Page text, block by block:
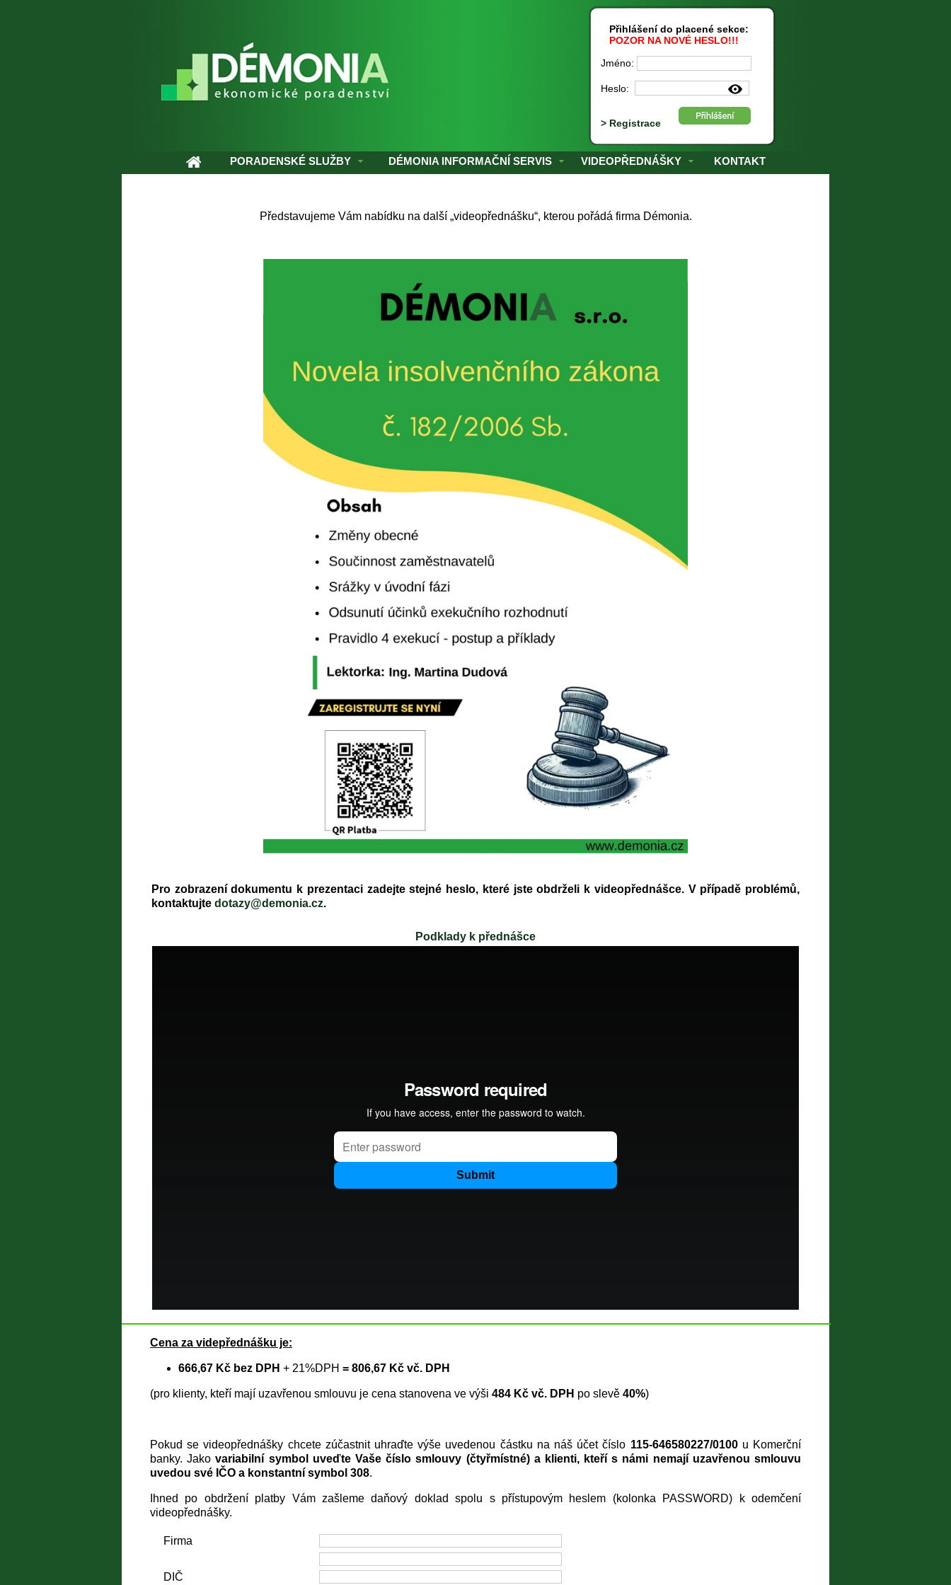
Přihlášení do placené sekce:
POZOR NA NOVÉ HESLO!!!
Jméno:
Heslo:
> Registrace
PORADENSKÉ SLUŽBY DÉMONIA INFORMAČNÍ SERVIS VIDEOPŘEDNÁŠKY KONTAKT
Představujeme Vám nabídku na další „videopřednášku“, kterou pořádá firma Démonia.
Pro zobrazení dokumentu k prezentaci zadejte stejné heslo, které jste obdrželi k videopřednášce. V případě problémů,
kontaktujte dotazy@demonia.cz.
Podklady k přednášce
Cena za videpřednášku je:
666,67 Kč bez DPH + 21%DPH = 806,67 Kč vč. DPH
(pro klienty, kteří mají uzavřenou smlouvu je cena stanovena ve výši 484 Kč vč. DPH po slevě 40%)
Pokud se videopřednášky chcete zúčastnit uhraďte výše uvedenou částku na náš účet číslo 115-646580227/0100u Komerční
banky. Jakovariabilní symbol uveďte Vaše číslo smlouvy (čtyřmístné) a klienti, kteří s námi nemají uzavřenou smlouvu
uvedou své IČO a konstantní symbol 308.
Ihned po obdržení platby Vám zašleme daňový doklad spolu s přístupovým heslem (kolonka PASSWORD) k odemčení
videopřednášky.
Firma
DIČ